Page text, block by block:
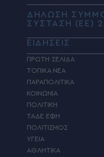
ΔΗΛΩΣΗ
ΣΥΣΤΑΣΗ (ΕΕ)
ΕΙΔΗΣΕΙΣ
ΠΡΩΤΗ ΣΕΛΙΔΑ
ΤΟΠΙΚΑ ΝΕΑ
ΠΑΡΑΠΟΛΙΤΙΚΑ
ΚΟΙΝΩΝΙΑ
ΠΟΛΙΤΙΚΗ
ΤΑΔΕ ΕΦΗ
ΠΟΛΙΤΙΣΜΟΣ
ΥΓΕΙΑ
ΑΘΛΗΤΙΚΑ